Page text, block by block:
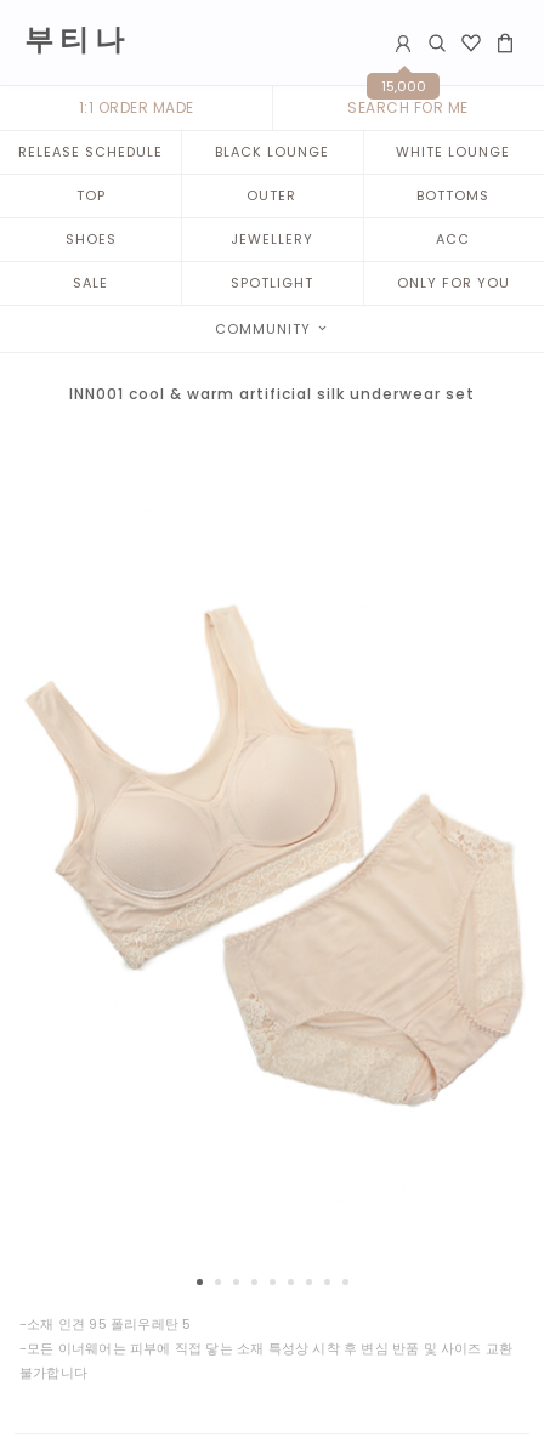
부 티 나
15,000
1:1 ORDER MADE SEARCH FOR ME
RELEASE SCHEDULE BLACK LOUNGE WHITE LOUNGE
TOP OUTER BOTTOMS
SHOES JEWELLERY ACC
SALE SPOTLIGHT ONLY FOR YOU
COMMUNITY
INN001 cool & warm artificial silk underwear set
-소재 인견 95 폴리우레탄 5
-모든 이너웨어는 피부에 직접 닿는 소재 특성상 시착 후 변심 반품 및 사이즈 교환
불가합니다